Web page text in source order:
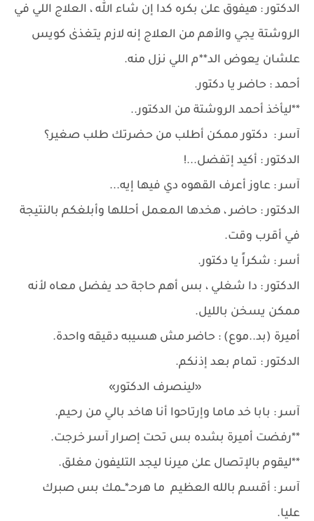
الدكتور : هيفوق علىٰ بكره كدا إن شاء ﷲ ، العلاج اللي في
الروشتة يجي والأهم من العلاج إنه لازم يتغذىٰ كويس
علشان يعوض الد**م اللي نزل منه.
أحمد : حاضر يا دكتور.
**ليأخذ أحمد الروشتة من الدكتور..
آسر : دكتور ممكن أطلب من حضرتك طلب صغير؟
الدكتور : أكيد إتفضل...!
آسر : عاوز أعرف القهوه دي فيها إيه...
الدكتور : حاضر ، هخدها المعمل أحللها وأبلغكم بالنتيجة
في أقرب وقت.
أسر : شكراً يا دكتور.
الدكتور : دا شغلي ، بس أهم حاجة حد يفضل معاه لأنه
ممكن يسخن بالليل.
أميرة (بد..موع) : حاضر مش هسيبه دقيقه واحدة.
الدكتور : تمام بعد إذنكم.
«لينصرف الدكتور»
آسر : بابا خد ماما وإرتاحوا أنا هاخد بالي من رحيم.
**رفضت أميرة بشده بس تحت إصرار آسر خرجت.
**ليقوم بالإتصال علىٰ ميرنا ليجد التليفون مغلق.
آسر : أقسم بالله العظيم ما هرحـ*ــمك بس صبرك
عليا.